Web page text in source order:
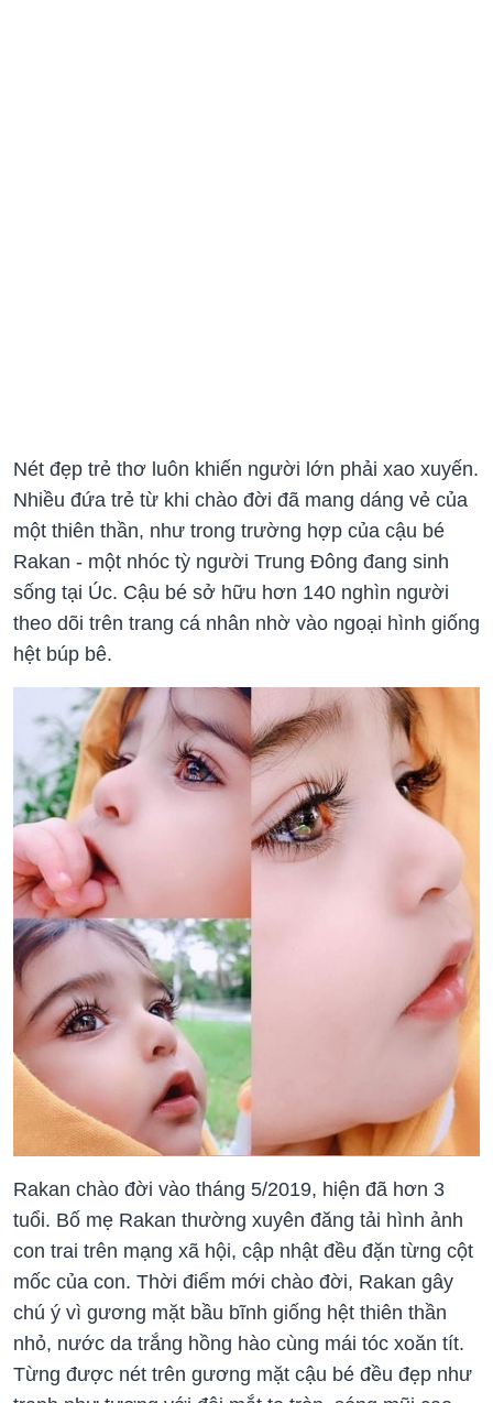
Nét đẹp trẻ thơ luôn khiến người lớn phải xao xuyến.
Nhiều đứa trẻ từ khi chào đời đã mang dáng vẻ của
một thiên thần, như trong trường hợp của cậu bé
Rakan - một nhóc tỳ người Trung Đông đang sinh
sống tại Úc. Cậu bé sở hữu hơn 140 nghìn người
theo dõi trên trang cá nhân nhờ vào ngoại hình giống
hệt búp bê.
Rakan chào đời vào tháng 5/2019, hiện đã hơn 3
tuổi. Bố mẹ Rakan thường xuyên đăng tải hình ảnh
con trai trên mạng xã hội, cập nhật đều đặn từng cột
mốc của con. Thời điểm mới chào đời, Rakan gây
chú ý vì gương mặt bầu bĩnh giống hệt thiên thần
nhỏ, nước da trắng hồng hào cùng mái tóc xoăn tít.
Từng được nét trên gương mặt cậu bé đều đẹp như